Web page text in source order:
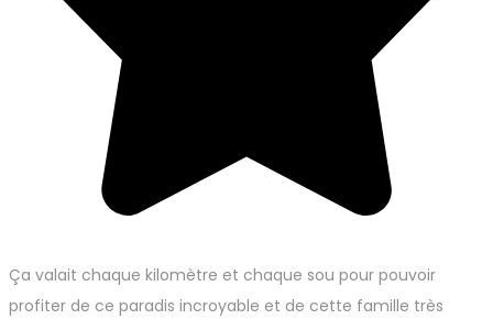
Ça valait chaque kilomètre et chaque sou pour pouvoir
profiter de ce paradis incroyable et de cette famille très